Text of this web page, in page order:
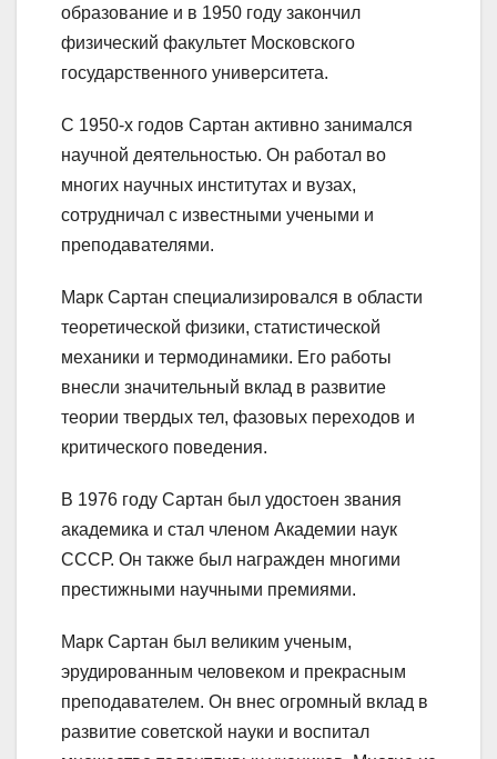
образование и в 1950 году закончил
физический факультет Московского
государственного университета.
С 1950-х годов Сартан активно занимался
научной деятельностью. Он работал во
многих научных институтах и вузах,
сотрудничал с известными учеными и
преподавателями.
Марк Сартан специализировался в области
теоретической физики, статистической
механики и термодинамики. Его работы
внесли значительный вклад в развитие
теории твердых тел, фазовых переходов и
критического поведения.
В 1976 году Сартан был удостоен звания
академика и стал членом Академии наук
СССР. Он также был награжден многими
престижными научными премиями.
Марк Сартан был великим ученым,
эрудированным человеком и прекрасным
преподавателем. Он внес огромный вклад в
развитие советской науки и воспитал